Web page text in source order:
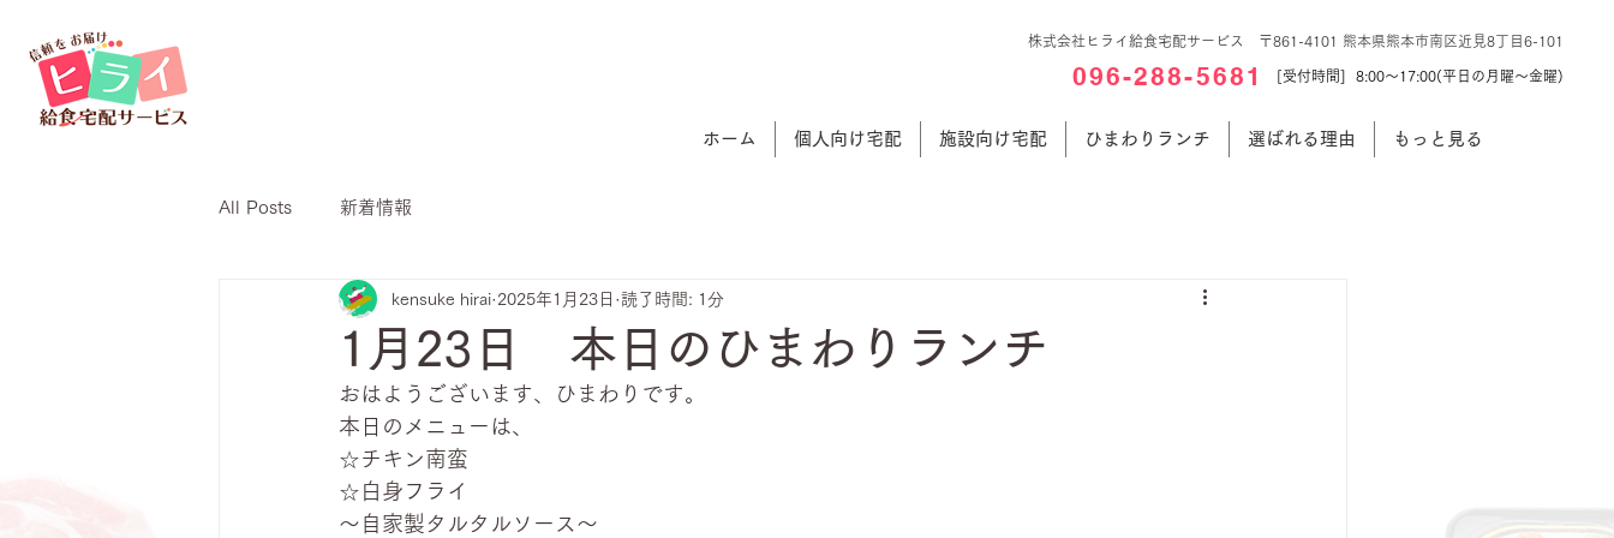
株式会社ヒライ給食宅配サービス 〒861-4101 熊本県熊本市南区近見8丁目6-101
096-288-5681 [受付時間] 8:00～17:00(平日の月曜～金曜)
ホーム 個人向け宅配 施設向け宅配 ひまわりランチ 選ばれる理由 もっと見る
All Posts 新着情報
1月23日 本日のひまわりランチ
kensuke hirai 2025年1月23日 読了時間: 1分
おはようございます、ひまわりです。
本日のメニューは、
☆チキン南蛮
☆白身フライ
～自家製タルタルソース～